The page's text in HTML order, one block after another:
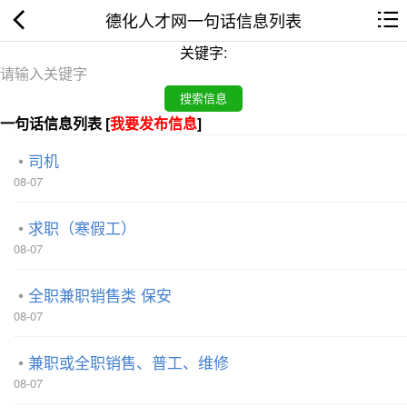
德化人才网一句话信息列表
关键字:
一句话信息列表 [我要发布信息]
司机
08-07
求职（寒假工）
08-07
全职兼职销售类 保安
08-07
兼职或全职销售、普工、维修
08-07